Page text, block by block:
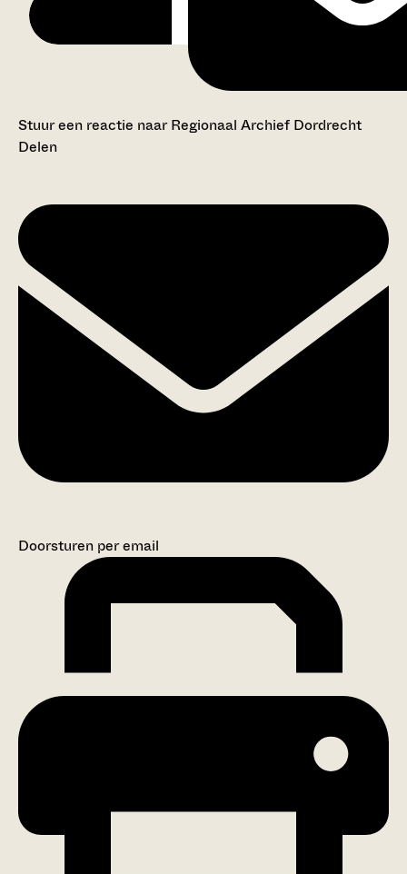
Stuur een reactie naar Regionaal Archief Dordrecht
Delen
Doorsturen per email